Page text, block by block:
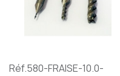
Réf.580-FRAISE-10.0-